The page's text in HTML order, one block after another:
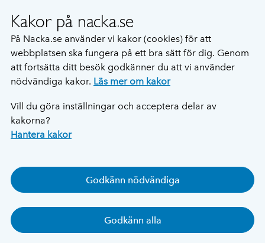
Kakor på nacka.se
På Nacka.se använder vi kakor (cookies) för att
webbplatsen ska fungera på ett bra sätt för dig. Genom
att fortsätta ditt besök godkänner du att vi använder
nödvändiga kakor. Läs mer om kakor
Vill du göra inställningar och acceptera delar av
kakorna?
Hantera kakor
Godkänn nödvändiga
Godkänn alla